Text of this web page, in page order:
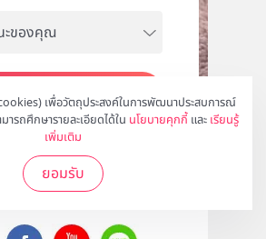
เพื่อวัตถุประสงค์ในการพัฒนาประสบการณ์
รถศึกษารายละเอียดได้ใน นโยบายคุกกี้ และ เรียนรู้
เพิ่มเติม
ยอมรับ
สมัคร
ติดตามเราได้ที่